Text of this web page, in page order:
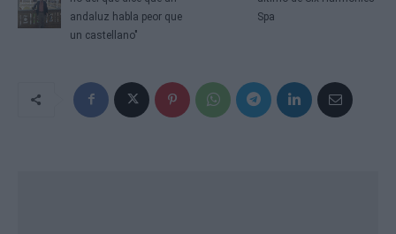
andaluz habla peor que
un castellano"
Spa